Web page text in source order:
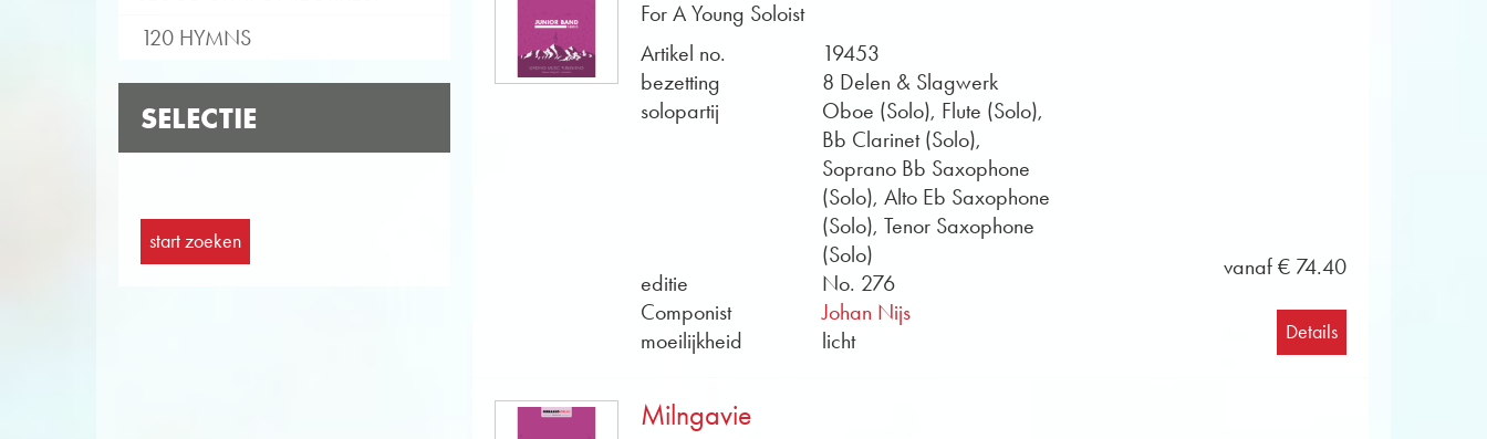
120 HYMNS
SELECTIE
bij jonge blazers. Geluidsbestanden en voorbeeldpartituren in PDF-formaat zijn gratis te vinden in
onze online shop. Koop nu online bladmuziek voor flexibel jeugdorkest van Obrasso.
For A Young Soloist
Artikel no.
19453
bezetting
8 Delen & Slagwerk
solopartij
Oboe (Solo), Flute (Solo),
Bb Clarinet (Solo),
Soprano Bb Saxophone
(Solo), Alto Eb Saxophone
(Solo), Tenor Saxophone
(Solo)
editie
No. 276
Componist
Johan Nijs
moeilijkheid
licht
vanaf € 74.40
Details
Milngavie